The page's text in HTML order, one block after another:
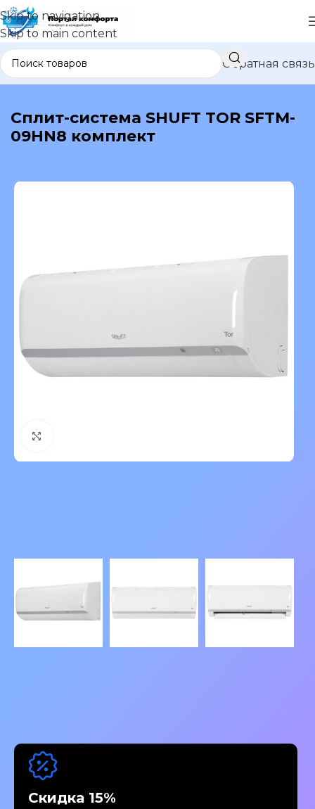
Skip to navigation
Skip to main content
Обратная связь
В каталог
Сплит-система SHUFT TOR SFTM-
09HN8 комплект
Скидка 15%